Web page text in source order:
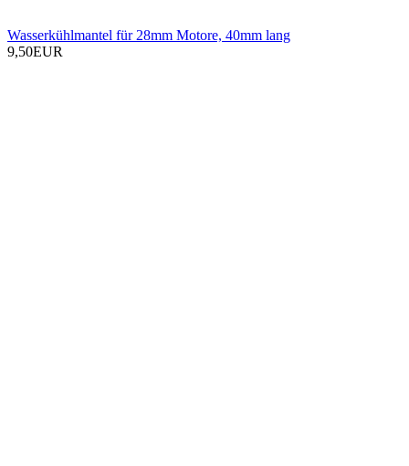
Wasserkühlmantel für 28mm Motore, 40mm lang
9,50EUR